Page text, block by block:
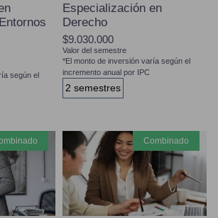
según el
Especialización en
Derecho
$9.030.000
Valor del semestre
*El monto de inversión varía según el
incremento anual por IPC
2 semestres
combinado